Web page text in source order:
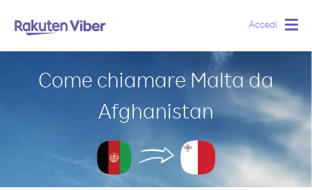
Accedi
Come chiamare Malta da
Afghanistan